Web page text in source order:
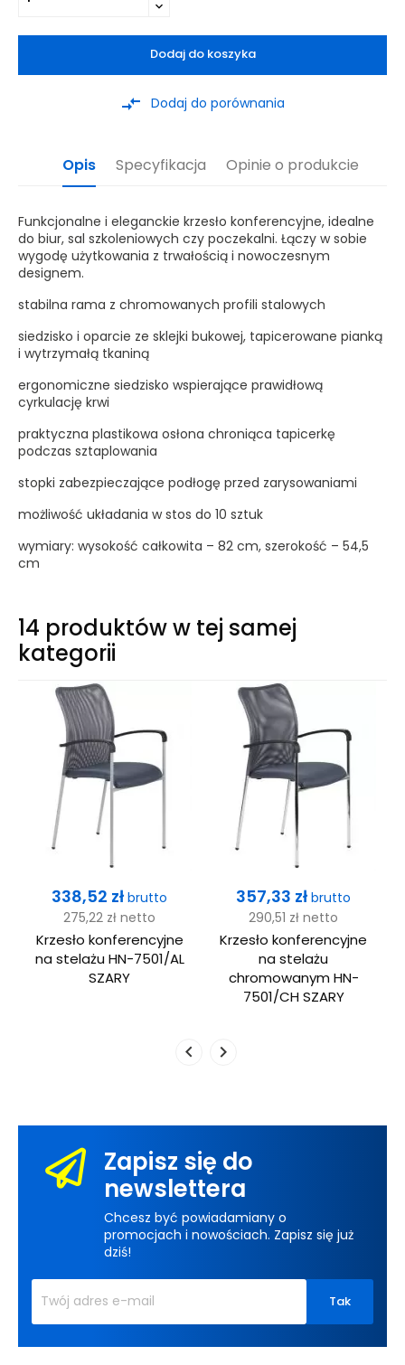
Dodaj do koszyka
compare_arrows Dodaj do porównania
Opis Specyfikacja Opinie o produkcie
Funkcjonalne i eleganckie krzesło konferencyjne, idealne
do biur, sal szkoleniowych czy poczekalni. Łączy w sobie
wygodę użytkowania z trwałością i nowoczesnym
designem.
stabilna rama z chromowanych profili stalowych
siedzisko i oparcie ze sklejki bukowej, tapicerowane pianką
i wytrzymałą tkaniną
ergonomiczne siedzisko wspierające prawidłową
cyrkulację krwi
praktyczna plastikowa osłona chroniąca tapicerkę
podczas sztaplowania
stopki zabezpieczające podłogę przed zarysowaniami
możliwość układania w stos do 10 sztuk
wymiary: wysokość całkowita – 82 cm, szerokość – 54,5
cm
14 produktów w tej samej
kategorii
Cena
338,52 złbrutto
275,22 zł netto
Krzesło konferencyjne
na stelażu HN-7501/AL
SZARY
Cena
357,33 złbrutto
290,51 zł netto
Krzesło konferencyjne
na stelażu
chromowanym HN-
7501/CH SZARY
Zapisz się do
newslettera
Chcesz być powiadamiany o
promocjach i nowościach. Zapisz się już
dziś!